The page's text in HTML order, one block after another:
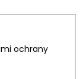
ochrany